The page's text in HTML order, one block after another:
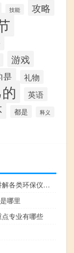
技能 攻略
游戏
是 礼物
英语
都是 释义
环保仪器有哪些？详细讲解各类环保仪器的使用方法
哪里
点专业有哪些